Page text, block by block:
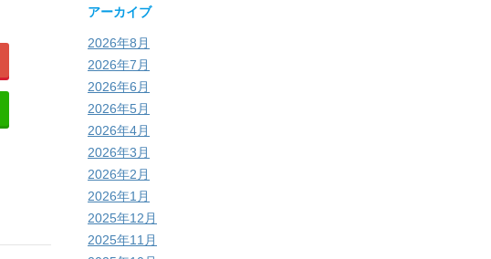
アーカイブ
2026年8月
2026年7月
2026年6月
2026年5月
2026年4月
2026年3月
2026年2月
2026年1月
2025年12月
2025年11月